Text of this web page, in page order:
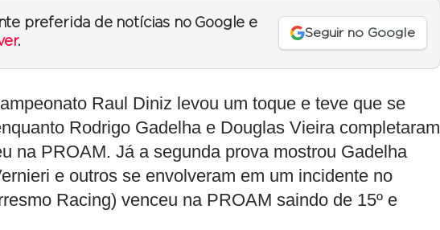
preferida de notícias no Google e
.
Seguir no Google
Raul Diniz levou um toque e teve que se
Rodrigo Gadelha e Douglas Vieira completaram
na PROAM. Já a segunda prova mostrou Gadelha
e outros se envolveram em um incidente no
Racing) venceu na PROAM saindo de 15º e